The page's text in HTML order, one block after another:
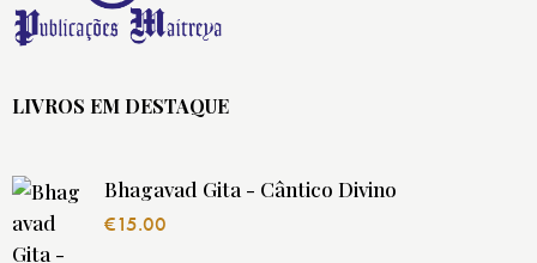
LIVROS EM DESTAQUE
Bhagavad Gita - Cântico Divino
€15.00